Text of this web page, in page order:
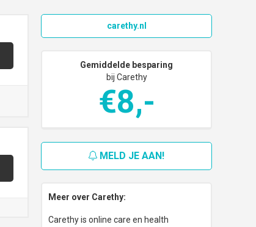
carethy.nl
Gemiddelde besparing
bij Carethy
€8,-
MELD JE AAN!
Meer over Carethy:
Carethy is online care en health